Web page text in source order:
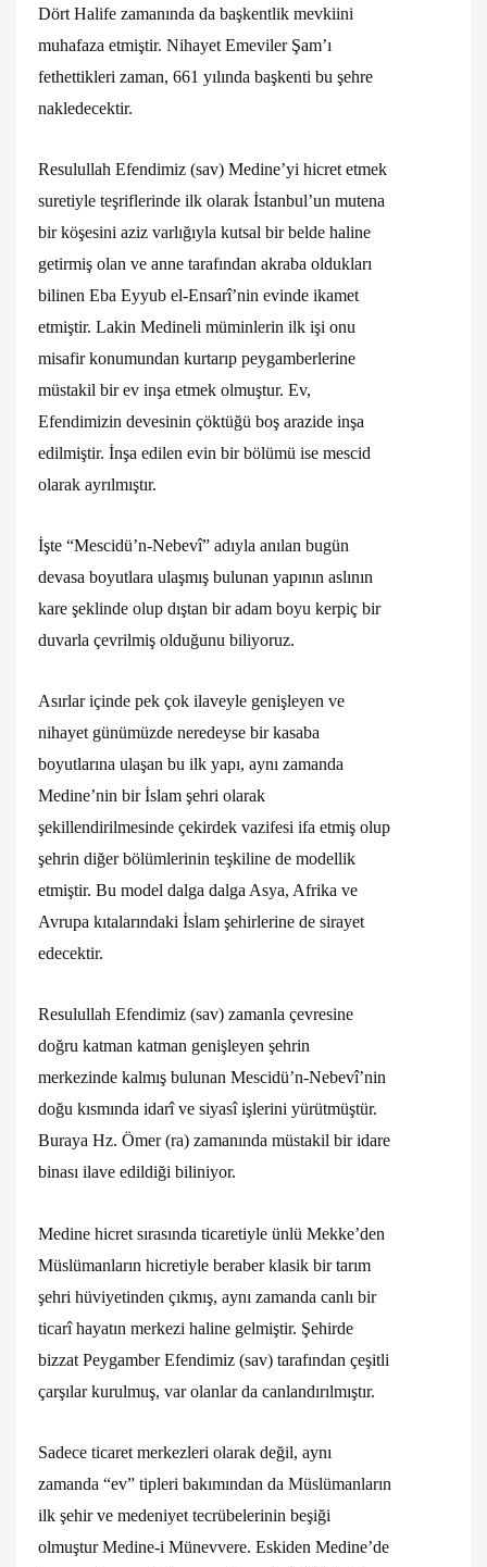
Dört Halife zamanında da başkentlik mevkiini
muhafaza etmiştir. Nihayet Emeviler Şam’ı
fethettikleri zaman, 661 yılında başkenti bu şehre
nakledecektir.
Resulullah Efendimiz (sav) Medine’yi hicret etmek
suretiyle teşriflerinde ilk olarak İstanbul’un mutena
bir köşesini aziz varlığıyla kutsal bir belde haline
getirmiş olan ve anne tarafından akraba oldukları
bilinen Eba Eyyub el-Ensarî’nin evinde ikamet
etmiştir. Lakin Medineli müminlerin ilk işi onu
misafir konumundan kurtarıp peygamberlerine
müstakil bir ev inşa etmek olmuştur. Ev,
Efendimizin devesinin çöktüğü boş arazide inşa
edilmiştir. İnşa edilen evin bir bölümü ise mescid
olarak ayrılmıştır.
İşte “Mescidü’n-Nebevî” adıyla anılan bugün
devasa boyutlara ulaşmış bulunan yapının aslının
kare şeklinde olup dıştan bir adam boyu kerpiç bir
duvarla çevrilmiş olduğunu biliyoruz.
Asırlar içinde pek çok ilaveyle genişleyen ve
nihayet günümüzde neredeyse bir kasaba
boyutlarına ulaşan bu ilk yapı, aynı zamanda
Medine’nin bir İslam şehri olarak
şekillendirilmesinde çekirdek vazifesi ifa etmiş olup
şehrin diğer bölümlerinin teşkiline de modellik
etmiştir. Bu model dalga dalga Asya, Afrika ve
Avrupa kıtalarındaki İslam şehirlerine de sirayet
edecektir.
Resulullah Efendimiz (sav) zamanla çevresine
doğru katman katman genişleyen şehrin
merkezinde kalmış bulunan Mescidü’n-Nebevî’nin
doğu kısmında idarî ve siyasî işlerini yürütmüştür.
Buraya Hz. Ömer (ra) zamanında müstakil bir idare
binası ilave edildiği biliniyor.
Medine hicret sırasında ticaretiyle ünlü Mekke’den
Müslümanların hicretiyle beraber klasik bir tarım
şehri hüviyetinden çıkmış, aynı zamanda canlı bir
ticarî hayatın merkezi haline gelmiştir. Şehirde
bizzat Peygamber Efendimiz (sav) tarafından çeşitli
çarşılar kurulmuş, var olanlar da canlandırılmıştır.
Sadece ticaret merkezleri olarak değil, aynı
zamanda “ev” tipleri bakımından da Müslümanların
ilk şehir ve medeniyet tecrübelerinin beşiği
olmuştur Medine-i Münevvere. Eskiden Medine’de